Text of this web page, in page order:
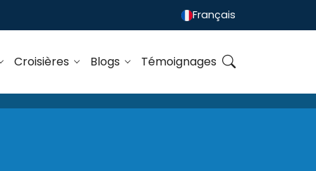
Français
Croisières Blogs Témoignages